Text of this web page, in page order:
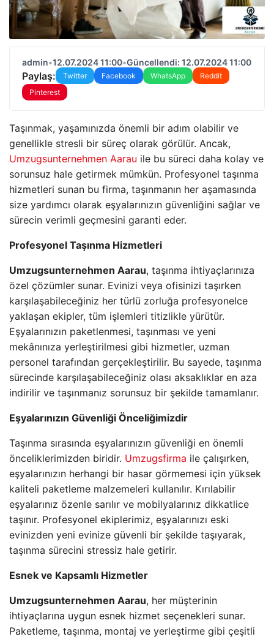
admin•12.07.2024 11:00•Güncellendi: 12.07.2024 11:00
Paylaş: Twitter Facebook WhatsApp
Reddit
Pinterest
Taşınmak, yaşamınızda önemli bir adım olabilir ve
genellikle stresli bir süreç olarak görülür. Ancak,
Umzugsunternehmen Aarau ile bu süreci daha kolay ve
sorunsuz hale getirmek mümkün. Profesyonel taşınma
hizmetleri sunan bu firma, taşınmanın her aşamasında
size yardımcı olarak eşyalarınızın güvenliğini sağlar ve
sürecin verimli geçmesini garanti eder.
Profesyonel Taşınma Hizmetleri
Umzugsunternehmen Aarau, taşınma ihtiyaçlarınıza
özel çözümler sunar. Evinizi veya ofisinizi taşırken
karşılaşabileceğiniz her türlü zorluğa profesyonelce
yaklaşan ekipler, tüm işlemleri titizlikle yürütür.
Eşyalarınızın paketlenmesi, taşınması ve yeni
mekânınıza yerleştirilmesi gibi hizmetler, uzman
personel tarafından gerçekleştirilir. Bu sayede, taşınma
sürecinde karşılaşabileceğiniz olası aksaklıklar en aza
indirilir ve taşınmanız sorunsuz bir şekilde tamamlanır.
Eşyalarınızın Güvenliği Önceliğimizdir
Taşınma sırasında eşyalarınızın güvenliği en önemli
önceliklerimizden biridir. Umzugsfirma ile çalışırken,
eşyalarınızın herhangi bir hasar görmemesi için yüksek
kaliteli paketleme malzemeleri kullanılır. Kırılabilir
eşyalarınız özenle sarılır ve mobilyalarınız dikkatlice
taşınır. Profesyonel ekiplerimiz, eşyalarınızı eski
evinizden yeni evinize güvenli bir şekilde taşıyarak,
taşınma sürecini stressiz hale getirir.
Esnek ve Kapsamlı Hizmetler
Umzugsunternehmen Aarau, her müşterinin
ihtiyaçlarına uygun esnek hizmet seçenekleri sunar.
Paketleme, taşınma, montaj ve yerleştirme gibi çeşitli